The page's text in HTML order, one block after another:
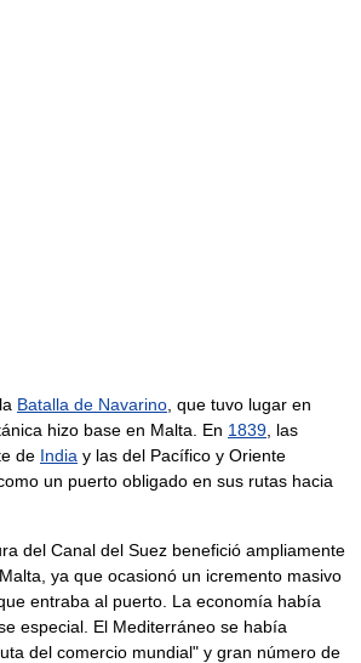
Batalla de Navarino , que tuvo lugar en
hizo base en Malta. En 1839 , las
de India y las del Pacífico y Oriente
un puerto obligado en sus rutas hacia
del Canal del Suez benefició ampliamente
ya que ocasionó un icremento masivo
entraba al puerto. La economía había
especial. El Mediterráneo se había
del comercio mundial" y gran número de